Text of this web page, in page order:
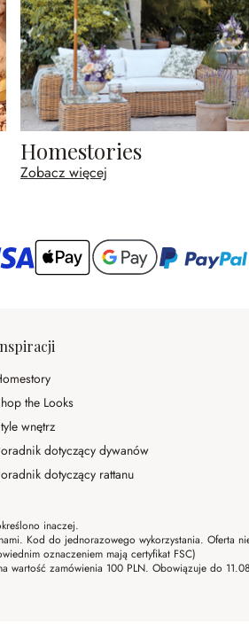
Homestories
Zobacz więcej
the Looks
wnętrz
dotyczący dywanów
dotyczący rattanu
inaczej.
Kod do jednorazowego wykorzystania.
oznaczeniem mają certyfikat FSC)
wartość zamówienia 100 PLN. Obowiązuje do